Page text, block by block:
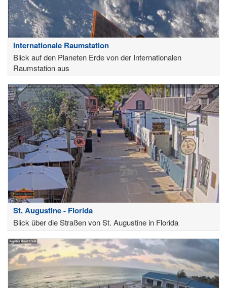
Internationale Raumstation
Blick auf den Planeten Erde von der Internationalen
Raumstation aus
St. Augustine - Florida
Blick über die Straßen von St. Augustine in Florida